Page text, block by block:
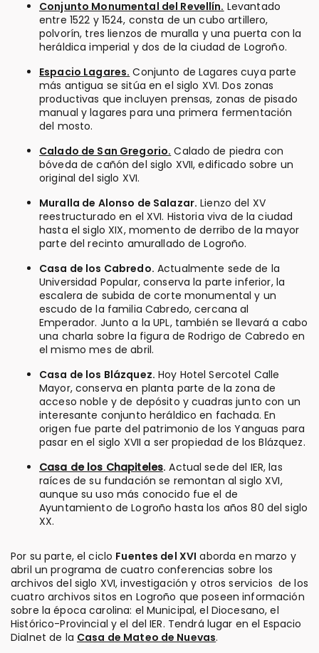
Conjunto Monumental del Revellín. Levantado
entre 1522 y 1524, consta de un cubo artillero,
polvorín, tres lienzos de muralla y una puerta con la
heráldica imperial y dos de la ciudad de Logroño.
Espacio Lagares. Conjunto de Lagares cuya parte
más antigua se sitúa en el siglo XVI. Dos zonas
productivas que incluyen prensas, zonas de pisado
manual y lagares para una primera fermentación
del mosto.
Calado de San Gregorio. Calado de piedra con
bóveda de cañón del siglo XVII, edificado sobre un
original del siglo XVI.
Muralla de Alonso de Salazar. Lienzo del XV
reestructurado en el XVI. Historia viva de la ciudad
hasta el siglo XIX, momento de derribo de la mayor
parte del recinto amurallado de Logroño.
Casa de los Cabredo. Actualmente sede de la
Universidad Popular, conserva la parte inferior, la
escalera de subida de corte monumental y un
escudo de la familia Cabredo, cercana al
Emperador. Junto a la UPL, también se llevará a cabo
una charla sobre la figura de Rodrigo de Cabredo en
el mismo mes de abril.
Casa de los Blázquez. Hoy Hotel Sercotel Calle
Mayor, conserva en planta parte de la zona de
acceso noble y de depósito y cuadras junto con un
interesante conjunto heráldico en fachada. En
origen fue parte del patrimonio de los Yanguas para
pasar en el siglo XVII a ser propiedad de los Blázquez.
Casa de los Chapiteles. Actual sede del IER, las
raíces de su fundación se remontan al siglo XVI,
aunque su uso más conocido fue el de
Ayuntamiento de Logroño hasta los años 80 del siglo
XX.
Por su parte, el ciclo Fuentes del XVI aborda en marzo y
abril un programa de cuatro conferencias sobre los
archivos del siglo XVI, investigación y otros servicios de los
cuatro archivos sitos en Logroño que poseen información
sobre la época carolina: el Municipal, el Diocesano, el
Histórico-Provincial y el del IER. Tendrá lugar en el Espacio
Dialnet de la Casa de Mateo de Nuevas.